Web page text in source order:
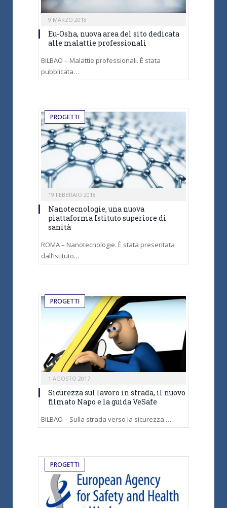
9 MARZO 2018
Eu-Osha, nuova area del sito dedicata
alle malattie professionali
BILBAO – Malattie professionali. È stata
pubblicata…
PROGETTI
19 FEBBRAIO 2018
Nanotecnologie, una nuova
piattaforma Istituto superiore di
sanità
ROMA – Nanotecnologie. È stata presentata
dall’Istituto…
PROGETTI
1 AGOSTO 2017
Sicurezza sul lavoro in strada, il nuovo
filmato Napo e la guida VeSafe
BILBAO – Sulla strada verso la sicurezza.…
PROGETTI